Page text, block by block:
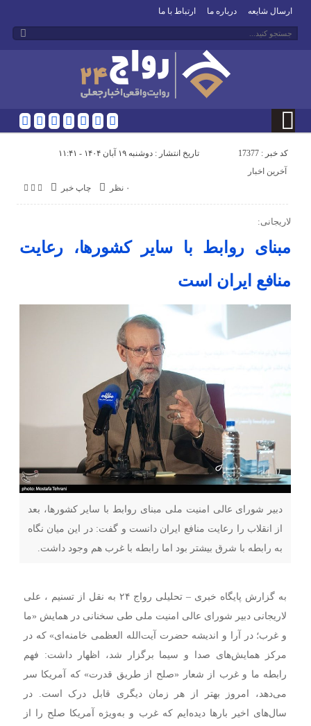
ارسال شایعه درباره ما ارتباط با ما
کد خبر : 17377 تاریخ انتشار : دوشنبه ۱۹ آبان ۱۴۰۴ - ۱۱:۴۱
چاپ خبر ۰ نظر
آخرین اخبار
لاریجانی:
مبنای روابط با سایر کشورها، رعایت
منافع ایران است
دبیر شورای عالی امنیت ملی مبنای روابط با سایر کشورها، بعد
از انقلاب را رعایت منافع ایران دانست و گفت: در این میان نگاه
به رابطه با شرق بیشتر بود اما رابطه با غرب هم وجود داشت.
به گزارش پایگاه خبری – تحلیلی رواج ۲۴ به نقل از تسنیم ، علی
لاریجانی دبیر شورای عالی امنیت ملی طی سخنانی در همایش «ما
و غرب؛ در آرا و اندیشه حضرت آیت‌الله‌ العظمی خامنه‌ای» که در
مرکز همایش‌های صدا و سیما برگزار شد، اظهار داشت: فهم
رابطه ما و غرب از شعار «صلح از طریق قدرت» که آمریکا سر
می‌دهد، امروز بهتر از هر زمان دیگری قابل درک است. در
سال‌های اخیر بارها دیده‌ایم که غرب و به‌ویژه آمریکا صلح را از